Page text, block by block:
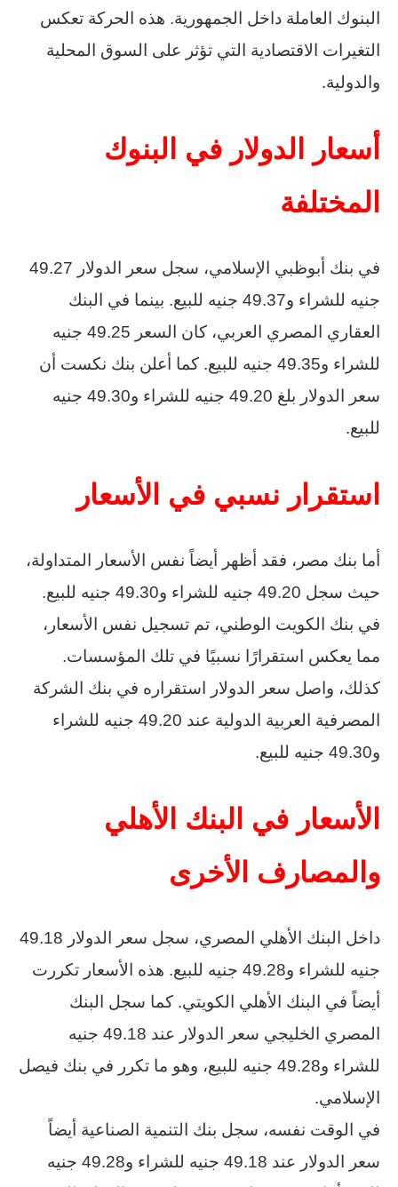
البنوك العاملة داخل الجمهورية. هذه الحركة تعكس
التغيرات الاقتصادية التي تؤثر على السوق المحلية
والدولية.
أسعار الدولار في البنوك
المختلفة
في بنك أبوظبي الإسلامي، سجل سعر الدولار 49.27
جنيه للشراء و49.37 جنيه للبيع. بينما في البنك
العقاري المصري العربي، كان السعر 49.25 جنيه
للشراء و49.35 جنيه للبيع. كما أعلن بنك نكست أن
سعر الدولار بلغ 49.20 جنيه للشراء و49.30 جنيه
للبيع.
استقرار نسبي في الأسعار
أما بنك مصر، فقد أظهر أيضاً نفس الأسعار المتداولة،
حيث سجل 49.20 جنيه للشراء و49.30 جنيه للبيع.
في بنك الكويت الوطني، تم تسجيل نفس الأسعار،
مما يعكس استقرارًا نسبيًا في تلك المؤسسات.
كذلك، واصل سعر الدولار استقراره في بنك الشركة
المصرفية العربية الدولية عند 49.20 جنيه للشراء
و49.30 جنيه للبيع.
الأسعار في البنك الأهلي
والمصارف الأخرى
داخل البنك الأهلي المصري، سجل سعر الدولار 49.18
جنيه للشراء و49.28 جنيه للبيع. هذه الأسعار تكررت
أيضاً في البنك الأهلي الكويتي. كما سجل البنك
المصري الخليجي سعر الدولار عند 49.18 جنيه
للشراء و49.28 جنيه للبيع، وهو ما تكرر في بنك فيصل
الإسلامي.
في الوقت نفسه، سجل بنك التنمية الصناعية أيضاً
سعر الدولار عند 49.18 جنيه للشراء و49.28 جنيه